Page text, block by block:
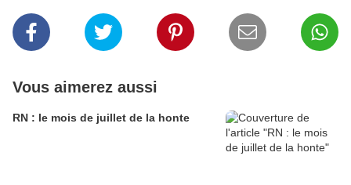
Vous aimerez aussi
RN : le mois de juillet de la honte